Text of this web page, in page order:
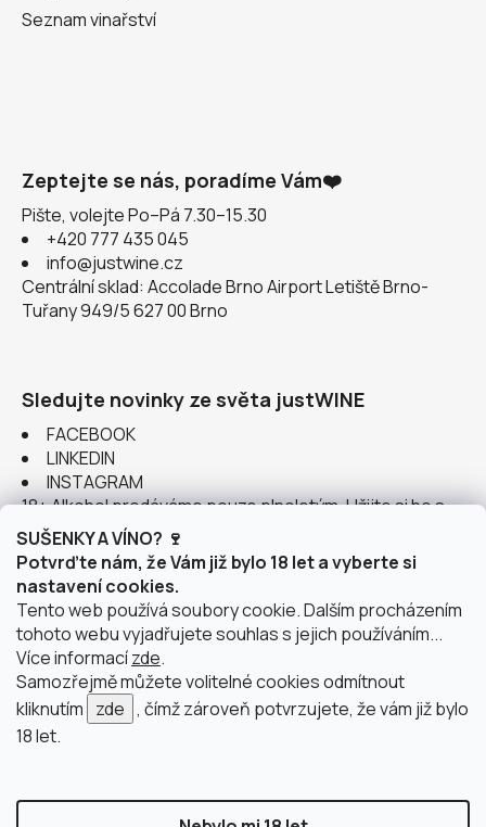
SUŠENKY A VÍNO? 🍷
Potvrďte nám, že Vám již bylo 18 let a vyberte si
nastavení cookies.
Tento web používá soubory cookie. Dalším procházením
tohoto webu vyjadřujete souhlas s jejich používáním...
Více informacízde.
Samozřejmě můžete volitelné cookies odmítnout
kliknutím zde , čímž zároveň potvrzujete, že vám již bylo
18 let.
Seznam vinařství
Zeptejte se nás, poradíme Vám❤️
Pište, volejte Po–Pá 7.30–15.30
+420 777 435 045
info@justwine.cz
Centrální sklad: Accolade Brno Airport Letiště Brno-
Tuřany 949/5 627 00 Brno
Sledujte novinky ze světa justWINE
FACEBOOK
LINKEDIN
INSTAGRAM
18+ Alkohol prodáváme pouze plnoletým. Užijte si ho s
rozumem.
Instagram